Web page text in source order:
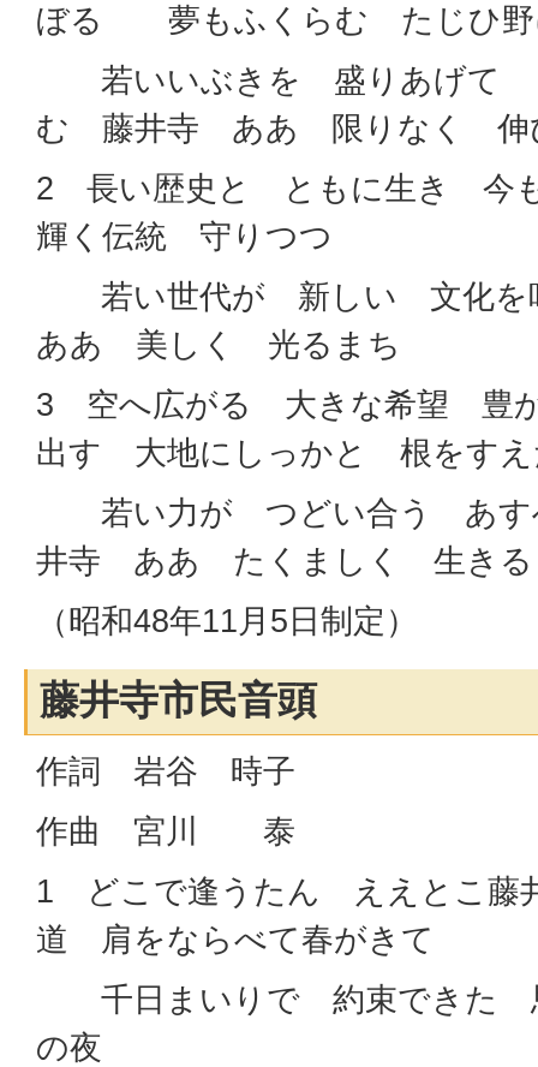
ぼる 夢もふくらむ たじひ野
若いいぶきを 盛りあげて
む 藤井寺 ああ 限りなく 伸
2 長い歴史と ともに生き
輝く伝統 守りつつ
若い世代が 新しい 文化
ああ 美しく 光るまち
3 空へ広がる 大きな希望 豊
出す 大地にしっかと 根をすえ
若い力が つどい合う あす
井寺 ああ たくましく 生きる
（昭和48年11月5日制定）
藤井寺市民音頭
作詞 岩谷 時子
作曲 宮川 泰
1 どこで逢うたん ええとこ藤
道 肩をならべて春がきて
千日まいりで 約束できた
の夜